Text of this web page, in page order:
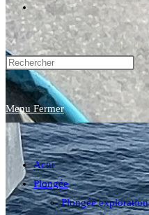
Toggle
website
search
Menu Fermer
Actu
Plongée
Plongée exploration